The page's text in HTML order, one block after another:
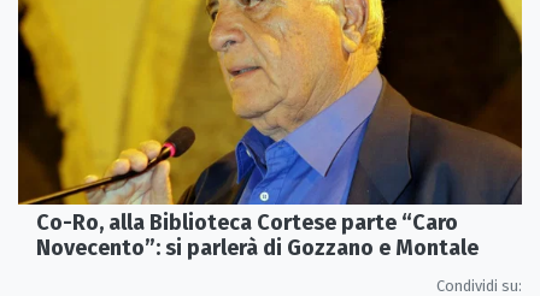
Co-Ro, alla Biblioteca Cortese parte “Caro
Novecento”: si parlerà di Gozzano e Montale
Condividi su: